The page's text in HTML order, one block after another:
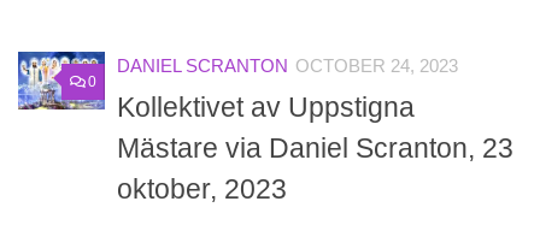
0
DANIEL SCRANTON OCTOBER 24, 2023
Kollektivet av Uppstigna
Mästare via Daniel Scranton, 23
oktober, 2023